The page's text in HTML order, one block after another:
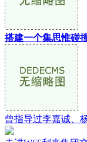
搭建⼀个集思惟碰
曾指导过李嘉诚、